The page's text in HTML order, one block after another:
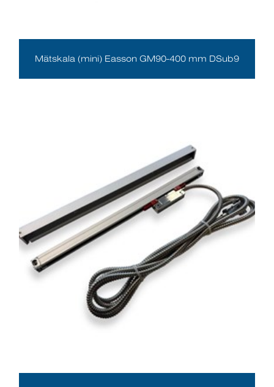
Mätskala (mini) Easson GM90-400 mm DSub9